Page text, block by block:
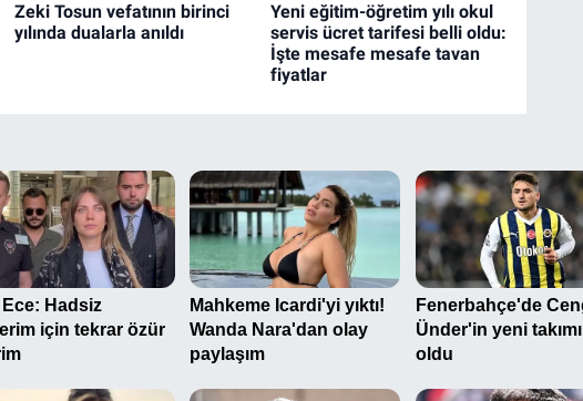
Zeki Tosun vefatının birinci
yılında dualarla anıldı
Yeni eğitim-öğretim yılı okul
servis ücret tarifesi belli oldu:
İşte mesafe mesafe tavan
fiyatlar